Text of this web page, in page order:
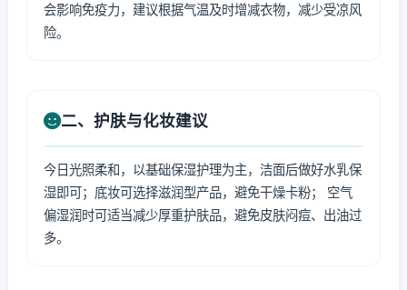
会影响免疫力，建议根据气温及时增减衣物，减少受凉风
险。
二、护肤与化妆建议
今日光照柔和，以基础保湿护理为主，洁面后做好水乳保
湿即可；底妆可选择滋润型产品，避免干燥卡粉； 空气
偏湿润时可适当减少厚重护肤品，避免皮肤闷痘、出油过
多。